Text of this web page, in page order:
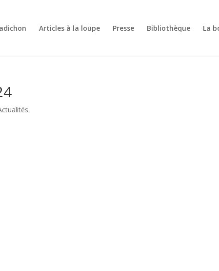
Articles à la loupe Presse Bibliothèque La